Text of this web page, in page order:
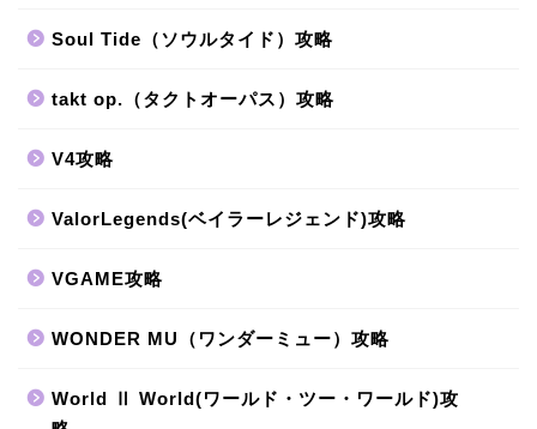
Soul Tide（ソウルタイド）攻略
takt op.（タクトオーパス）攻略
V4攻略
ValorLegends(ベイラーレジェンド)攻略
VGAME攻略
WONDER MU（ワンダーミュー）攻略
World Ⅱ World(ワールド・ツー・ワールド)攻